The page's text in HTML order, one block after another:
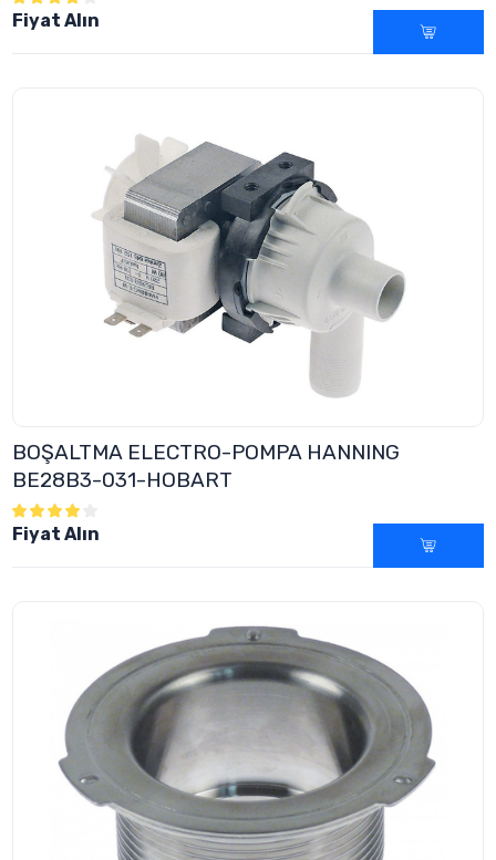
Fiyat Alın
BOŞALTMA ELECTRO-POMPA HANNING
BE28B3-031-HOBART
Fiyat Alın